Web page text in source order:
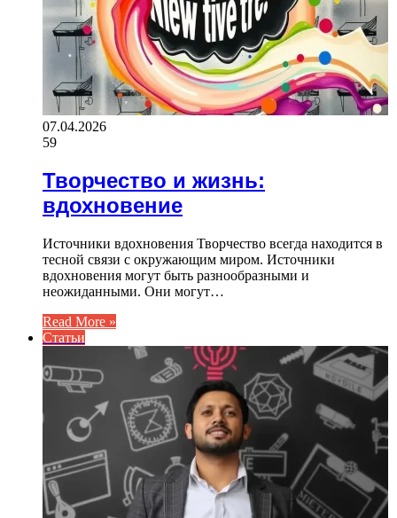
07.04.2026
59
Творчество и жизнь:
вдохновение
Источники вдохновения Творчество всегда находится в
тесной связи с окружающим миром. Источники
вдохновения могут быть разнообразными и
неожиданными. Они могут…
Read More »
Статьи